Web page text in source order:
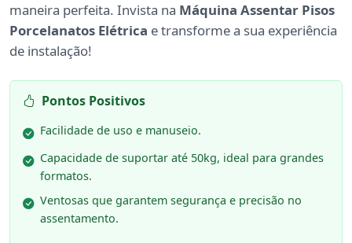
maneira perfeita. Invista na Máquina Assentar Pisos
Porcelanatos Elétrica e transforme a sua experiência
de instalação!
Pontos Positivos
Facilidade de uso e manuseio.
Capacidade de suportar até 50kg, ideal para grandes
formatos.
Ventosas que garantem segurança e precisão no
assentamento.